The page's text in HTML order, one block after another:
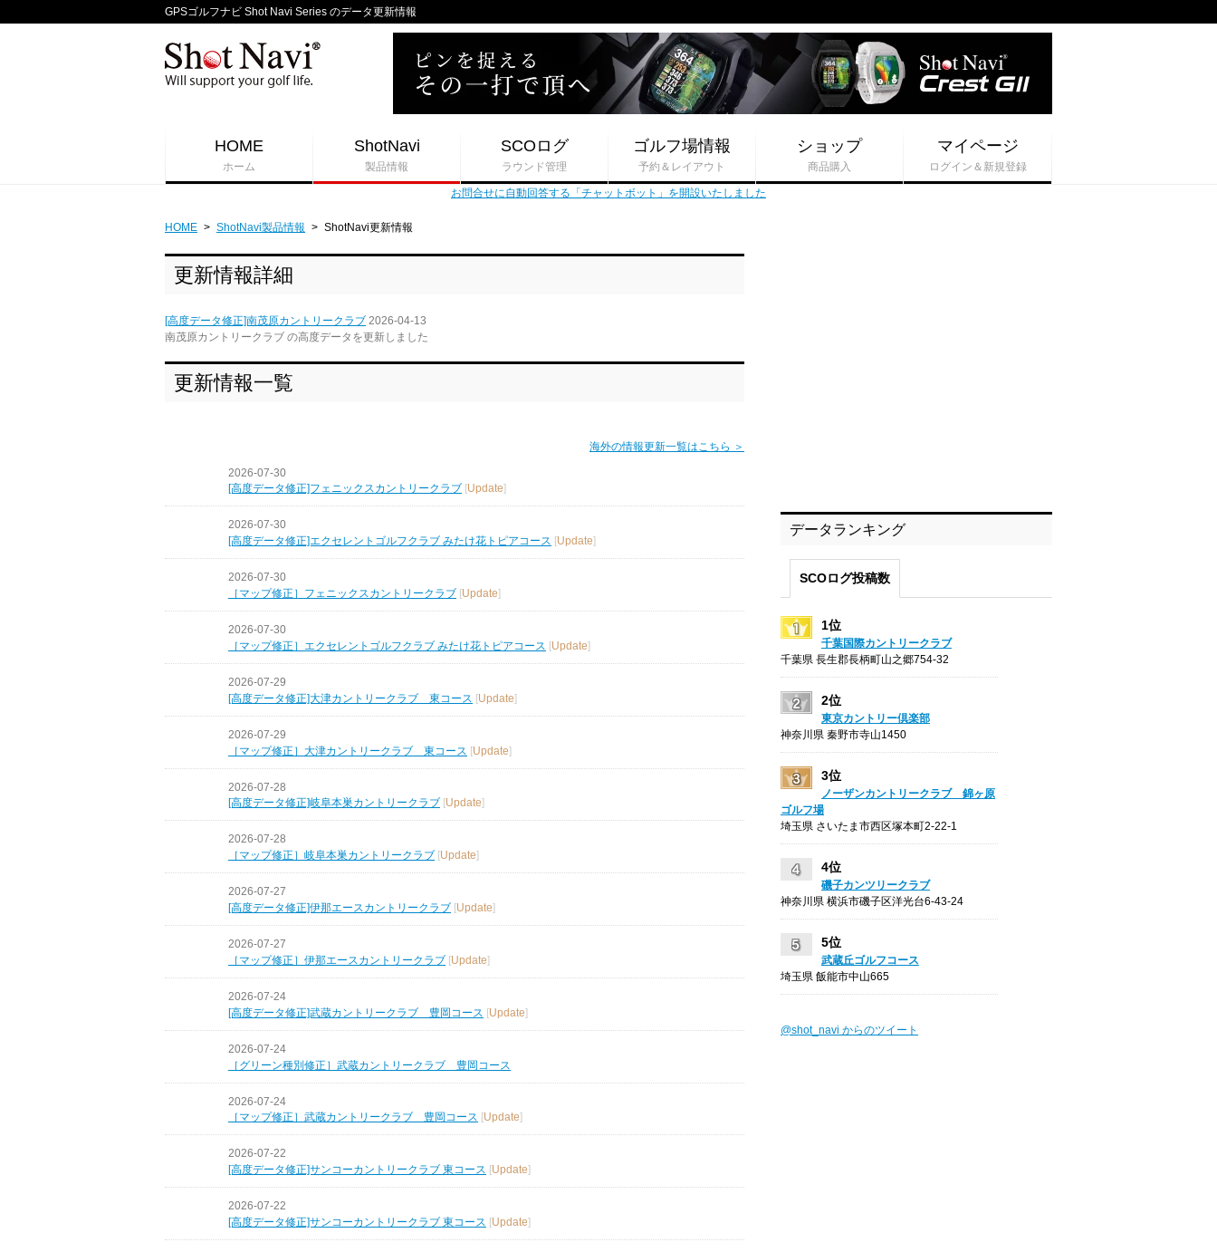
GPSゴルフナビ Shot Navi Series のデータ更新情報
HOME
ホーム
ShotNavi
製品情報
SCOログ
ラウンド管理
ゴルフ場情報
予約＆レイアウト
ショップ
商品購入
マイページ
ログイン＆新規登録
お問合せに自動回答する「チャットボット」を開設いたしました
HOME > ShotNavi製品情報 > ShotNavi更新情報
更新情報詳細
[高度データ修正]南茂原カントリークラブ 2026-04-13
南茂原カントリークラブ の高度データを更新しました
更新情報一覧
海外の情報更新一覧はこちら ＞
2026-07-30
[高度データ修正]フェニックスカントリークラブ [Update]
2026-07-30
[高度データ修正]エクセレントゴルフクラブ みたけ花トピアコース [Update]
2026-07-30
［マップ修正］フェニックスカントリークラブ [Update]
2026-07-30
［マップ修正］エクセレントゴルフクラブ みたけ花トピアコース [Update]
2026-07-29
[高度データ修正]大津カントリークラブ 東コース [Update]
2026-07-29
［マップ修正］大津カントリークラブ 東コース [Update]
2026-07-28
[高度データ修正]岐阜本巣カントリークラブ [Update]
2026-07-28
［マップ修正］岐阜本巣カントリークラブ [Update]
2026-07-27
[高度データ修正]伊那エースカントリークラブ [Update]
2026-07-27
［マップ修正］伊那エースカントリークラブ [Update]
2026-07-24
[高度データ修正]武蔵カントリークラブ 豊岡コース [Update]
2026-07-24
［グリーン種別修正］武蔵カントリークラブ 豊岡コース
2026-07-24
［マップ修正］武蔵カントリークラブ 豊岡コース [Update]
2026-07-22
[高度データ修正]サンコーカントリークラブ 東コース [Update]
2026-07-22
[高度データ修正]サンコーカントリークラブ 東コース [Update]
データランキング
SCOログ投稿数
1位
千葉国際カントリークラブ
千葉県 長生郡長柄町山之郷754-32
2位
東京カントリー倶楽部
神奈川県 秦野市寺山1450
3位
ノーザンカントリークラブ 錦ヶ原
ゴルフ場
埼玉県 さいたま市西区塚本町2-22-1
4位
磯子カンツリークラブ
神奈川県 横浜市磯子区洋光台6-43-24
5位
武蔵丘ゴルフコース
埼玉県 飯能市中山665
@shot_navi からのツイート